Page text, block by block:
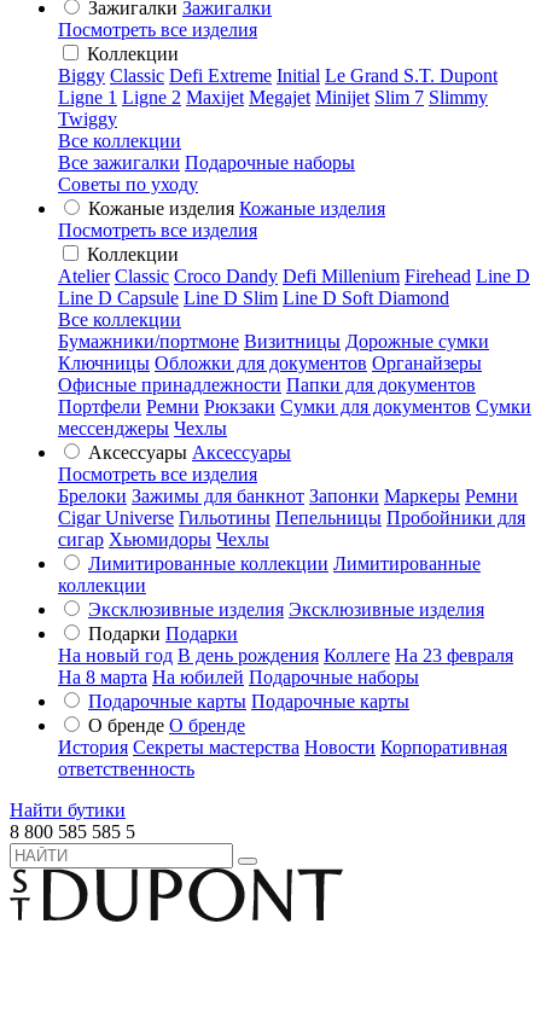
Зажигалки Зажигалки
Посмотреть все изделия
Коллекции
Biggy Classic Defi Extreme Initial Le Grand S.T. Dupont
Ligne 1 Ligne 2 Maxijet Megajet Minijet Slim 7 Slimmy
Twiggy
Все коллекции
Все зажигалки Подарочные наборы
Советы по уходу
Кожаные изделия Кожаные изделия
Посмотреть все изделия
Коллекции
Atelier Classic Croco Dandy Defi Millenium Firehead Line D
Line D Capsule Line D Slim Line D Soft Diamond
Все коллекции
Бумажники/портмоне Визитницы Дорожные сумки
Ключницы Обложки для документов Органайзеры
Офисные принадлежности Папки для документов
Портфели Ремни Рюкзаки Сумки для документов Сумки
мессенджеры Чехлы
Аксессуары Аксессуары
Посмотреть все изделия
Брелоки Зажимы для банкнот Запонки Маркеры Ремни
Cigar Universe Гильотины Пепельницы Пробойники для
сигар Хьюмидоры Чехлы
Лимитированные коллекции Лимитированные
коллекции
Эксклюзивные изделия Эксклюзивные изделия
Подарки Подарки
На новый год В день рождения Коллеге На 23 февраля
На 8 марта На юбилей Подарочные наборы
Подарочные карты Подарочные карты
О бренде О бренде
История Секреты мастерства Новости Корпоративная
ответственность
Найти бутики
8 800 585 585 5